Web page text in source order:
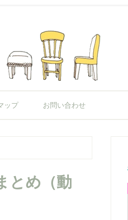
ップ お問い合わせ
とめ（動